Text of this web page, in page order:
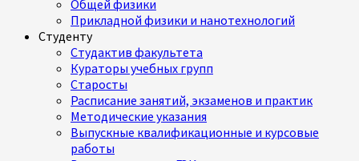
Общей физики
Прикладной физики и нанотехнологий
Студенту
Студактив факультета
Кураторы учебных групп
Старосты
Расписание занятий, экзаменов и практик
Методические указания
Выпускные квалификационные и курсовые
работы